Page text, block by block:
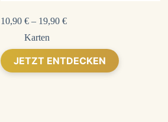
10,90 €– 19,90 €
Karten
JETZT ENTDECKEN
Dieses
Produkt
weist